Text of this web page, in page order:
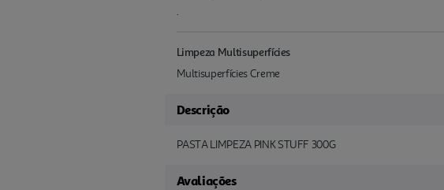
.
Limpeza Multisuperfícies
Multisuperfícies Creme
Descrição
PASTA LIMPEZA PINK STUFF 300G
Avaliações